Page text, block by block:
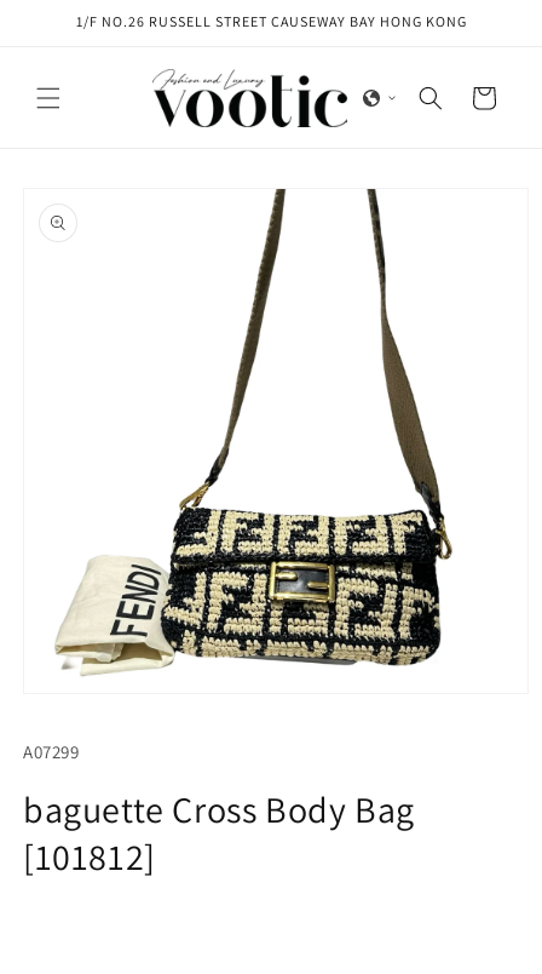
Skip to1/F NO.26 RUSSELL STREET CAUSEWAY BAY HONG KONG
Cart
product
information
in
SKU:
A07299
baguette Cross Body Bag
[101812]